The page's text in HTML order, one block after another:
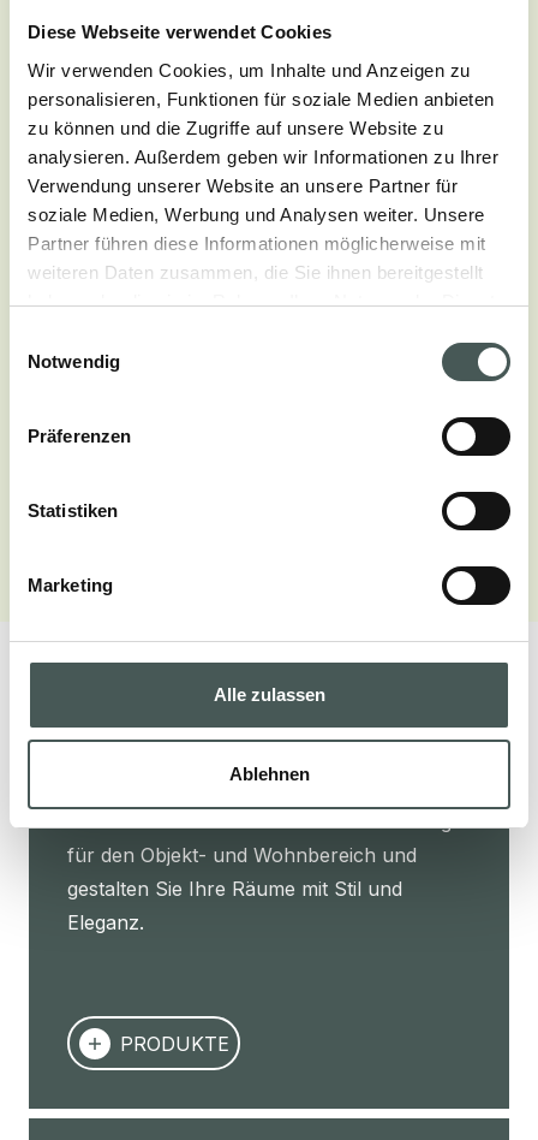
Diese Webseite verwendet Cookies
Wir verwenden Cookies, um Inhalte und Anzeigen zu
personalisieren, Funktionen für soziale Medien anbieten
zu können und die Zugriffe auf unsere Website zu
analysieren. Außerdem geben wir Informationen zu Ihrer
Verwendung unserer Website an unsere Partner für
soziale Medien, Werbung und Analysen weiter. Unsere
Partner führen diese Informationen möglicherweise mit
weiteren Daten zusammen, die Sie ihnen bereitgestellt
haben oder die sie im Rahmen Ihrer Nutzung der Dienste
Notwendig
Präferenzen
Statistiken
Marketing
Alle zulassen
Ablehnen
neue Restaurant der Oper Garnier im zweiten
Arrondissement von Paris. Prächtige Glaswände
schützen den originalen Stein, geschwungene
Strukturen definieren den neuen Raum, und die
einfache Verwendung von Weiß und Rot, der Farbe
des “Abetone”-Wollbodens, schafft eine Umgebung,
die sowohl minimalistisch als auch prächtig,
zeitgenössisch und historisch ist. Das Gebäude, das
ursprünglich vom Architekten Charles Garnier im
Stil des Barock-Revivals entworfen wurde, wurde
1875 eröffnet. Im Laufe der Jahre wurde es als
L’Opéra Populaire bekannt. Seine Architektur hat
gewidmet sind, festgelegt.
Unsere Produkte
Entdecken Sie unsere textilen Bodenbeläge
für den Objekt- und Wohnbereich und
gestalten Sie Ihre Räume mit Stil und
Eleganz.
PRODUKTE